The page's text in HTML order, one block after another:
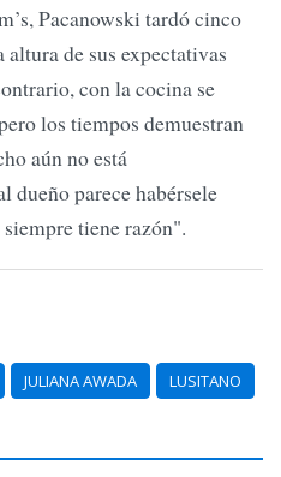
Pacanowski tardó cinco
altura de sus expectativas
con la cocina se
los tiempos demuestran
aún no está
dueño parece habérsele
tiene razón".
JULIANA AWADA LUSITANO